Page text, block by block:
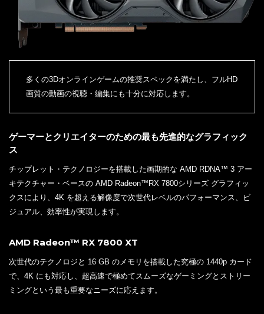
多くの3Dオンラインゲームの推奨スペックを満たし、フルHD
画質の動画の視聴・編集にも十分に対応します。
ゲーマーとクリエイターのための最も先進的なグラフィック
ス
チップレット・テクノロジーを搭載した画期的な AMD RDNA™ 3 アー
キテクチャー・ベースの AMD Radeon™RX 7800シリーズ グラフィッ
クスにより、4K を超える解像度で次世代レベルのパフォーマンス、ビ
ジュアル、効率性が実現します。
AMD Radeon™ RX 7800 XT
次世代のテクノロジと 16 GB のメモリを搭載した究極の 1440p カード
で、4K にも対応し、超高速で極めてスムーズなゲーミングとストリー
ミングという最も重要なニーズに応えます。